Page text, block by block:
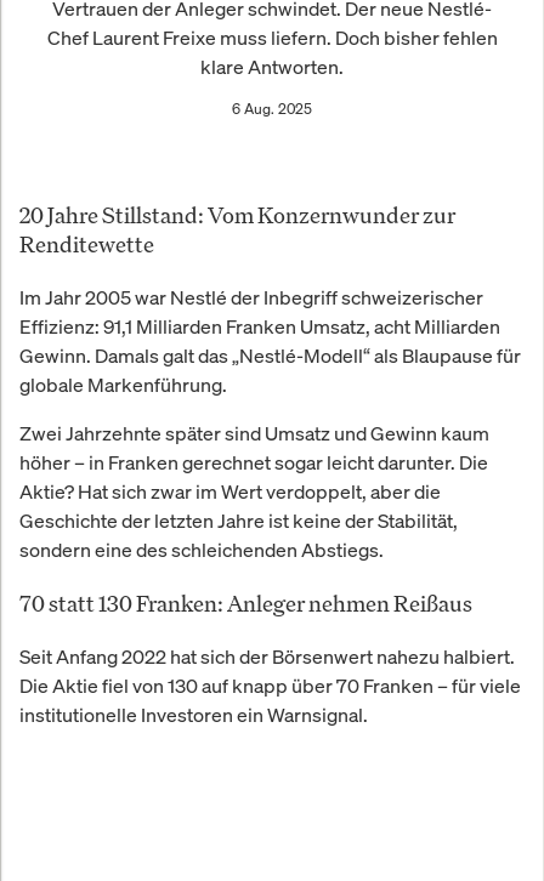
Vertrauen der Anleger schwindet. Der neue Nestlé-
Chef Laurent Freixe muss liefern. Doch bisher fehlen
klare Antworten.
6 Aug. 2025
20 Jahre Stillstand: Vom Konzernwunder zur
Renditewette
Im Jahr 2005 war Nestlé der Inbegriff schweizerischer
Effizienz: 91,1 Milliarden Franken Umsatz, acht Milliarden
Gewinn. Damals galt das „Nestlé-Modell“ als Blaupause für
globale Markenführung.
Zwei Jahrzehnte später sind Umsatz und Gewinn kaum
höher – in Franken gerechnet sogar leicht darunter. Die
Aktie? Hat sich zwar im Wert verdoppelt, aber die
Geschichte der letzten Jahre ist keine der Stabilität,
sondern eine des schleichenden Abstiegs.
70 statt 130 Franken: Anleger nehmen Reißaus
Seit Anfang 2022 hat sich der Börsenwert nahezu halbiert.
Die Aktie fiel von 130 auf knapp über 70 Franken – für viele
institutionelle Investoren ein Warnsignal.